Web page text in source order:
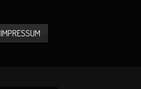
IMPRESSUM